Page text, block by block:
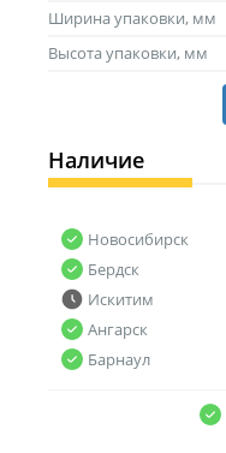
Ширина упаковки, мм
Высота упаковки, мм
Наличие
Новосибирск
Бердск
Искитим
Ангарск
Барнаул